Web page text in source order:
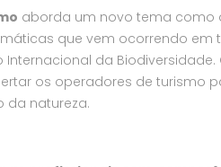
aborda um novo tema como
que vem ocorrendo em
da
os operadores de turismo
da natureza.